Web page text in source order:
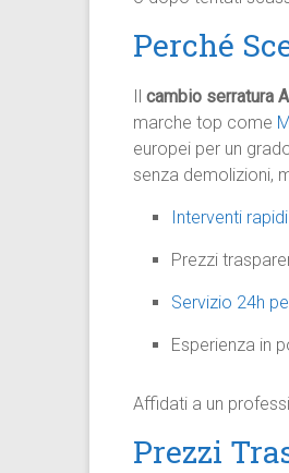
Perché
Il cambio serratura
marche top come
europei per un
senza demolizioni,
Interventi
Prezzi
Servizio 24h
Esperienza in
Affidati a un
Prezzi